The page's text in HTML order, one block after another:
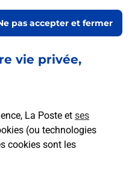
vie privée,
La Poste et ses
(ou technologies
cookies sont les
pas accepter et fermer
moto
code de la route auto
- SOISSONS SAINT
réserve